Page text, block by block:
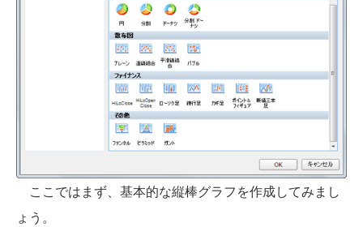
ここではまず、基本的な縦棒グラフを作成してみまし
ょう。